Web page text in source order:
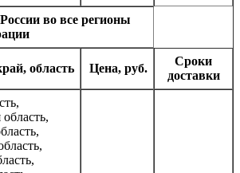
во все регионы
область Цена, руб.
Сроки
доставки